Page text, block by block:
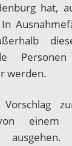
hat,
werden.
einem